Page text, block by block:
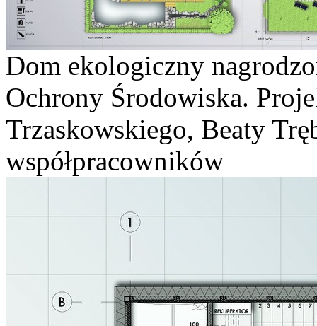
Dom ekologiczny
Ochrony Środowiska.
Trzaskowskiego, Beaty
współpracowników